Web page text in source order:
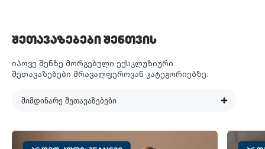
შეთავაზებები შენთვის
იპოვე შენზე მორგებული ექსკლუზიური
შეთავაზებები მრავალფეროვან კატეგორიებზე.
მიმდინარე შეთავაზებები